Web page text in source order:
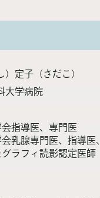
）定子（さだこ）
大学病院
会指導医、専門医
会乳腺専門医、指導医
グラフィ読影認定医師